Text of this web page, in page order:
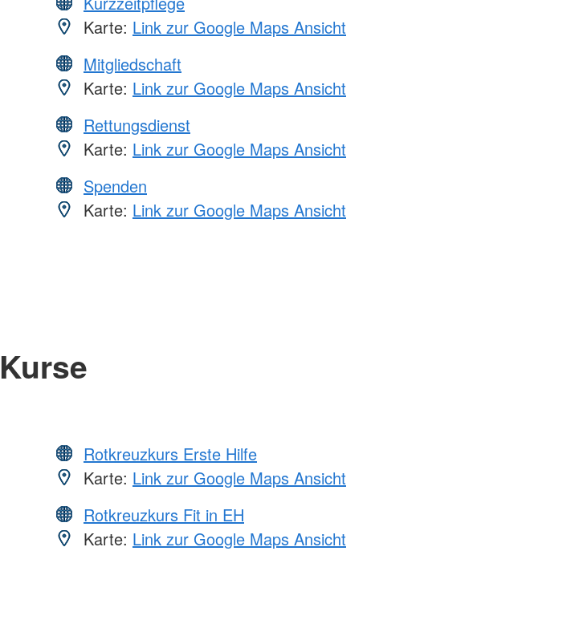
Karte: Link zur Google Maps Ansicht
Mitgliedschaft
Karte: Link zur Google Maps Ansicht
Rettungsdienst
Karte: Link zur Google Maps Ansicht
Spenden
Karte: Link zur Google Maps Ansicht
Kurse
Rotkreuzkurs Erste Hilfe
Karte: Link zur Google Maps Ansicht
Rotkreuzkurs Fit in EH
Karte: Link zur Google Maps Ansicht